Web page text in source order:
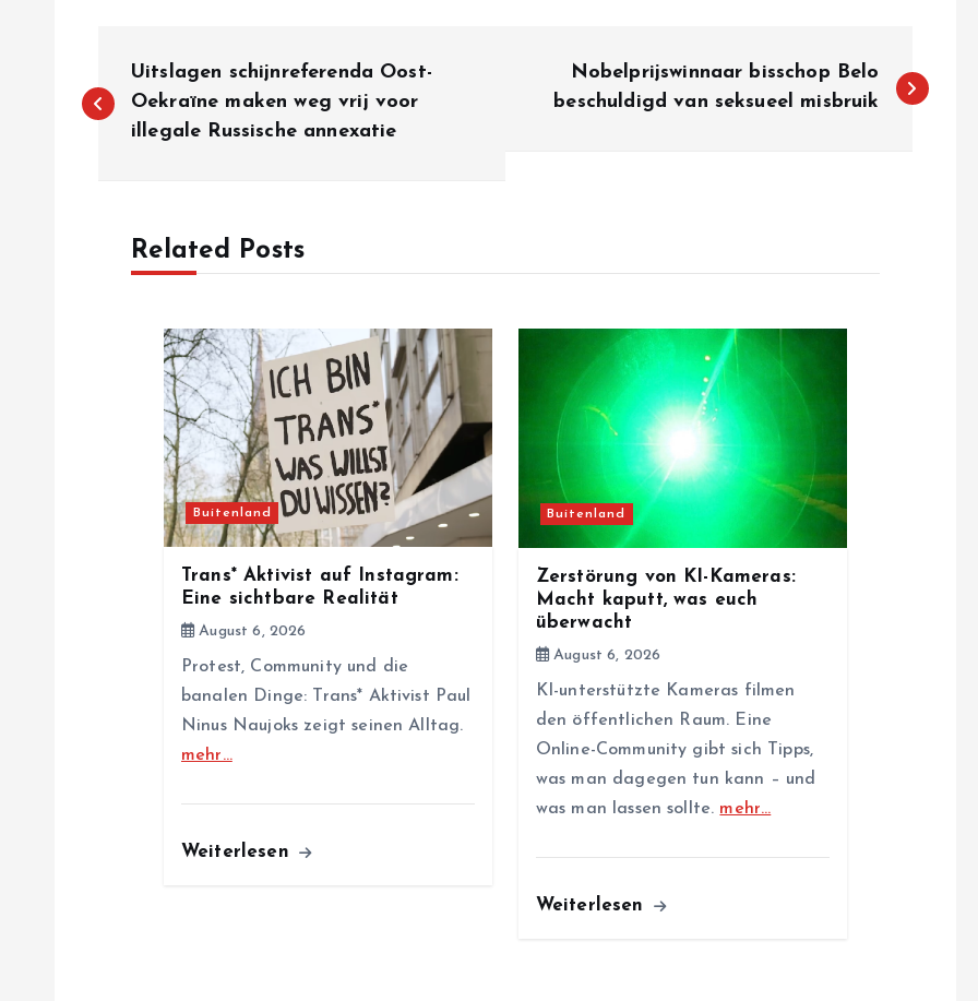
o
Uitslagen schijnreferenda Oost-
Oekraïne maken weg vrij voor
illegale Russische annexatie
Nobelprijswinnaar bisschop Belo
beschuldigd van seksueel misbruik
Related Posts
Buitenland
Trans* Aktivist auf Instagram:
Eine sichtbare Realität
August 6, 2026
Protest, Community und die
banalen Dinge: Trans* Aktivist Paul
Ninus Naujoks zeigt seinen Alltag.
mehr…
Weiterlesen
Buitenland
Zerstörung von KI-Kameras:
Macht kaputt, was euch
überwacht
August 6, 2026
KI-unterstützte Kameras filmen
den öffentlichen Raum. Eine
Online-Community gibt sich Tipps,
was man dagegen tun kann – und
was man lassen sollte. mehr…
Weiterlesen